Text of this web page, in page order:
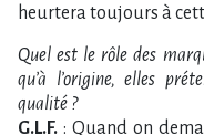
heurtera toujours à
Quel est le rôle des
qu’à l’origine, elles
qualité ?
G.L.F. : Quand on